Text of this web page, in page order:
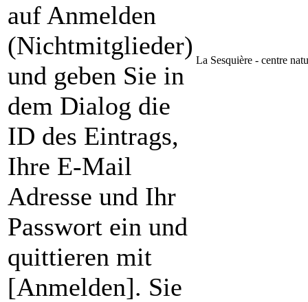
auf Anmelden
(Nichtmitglieder)
und geben Sie in
dem Dialog die
ID des Eintrags,
Ihre E-Mail
Adresse und Ihr
Passwort ein und
quittieren mit
[Anmelden]. Sie
La Sesquière - centre